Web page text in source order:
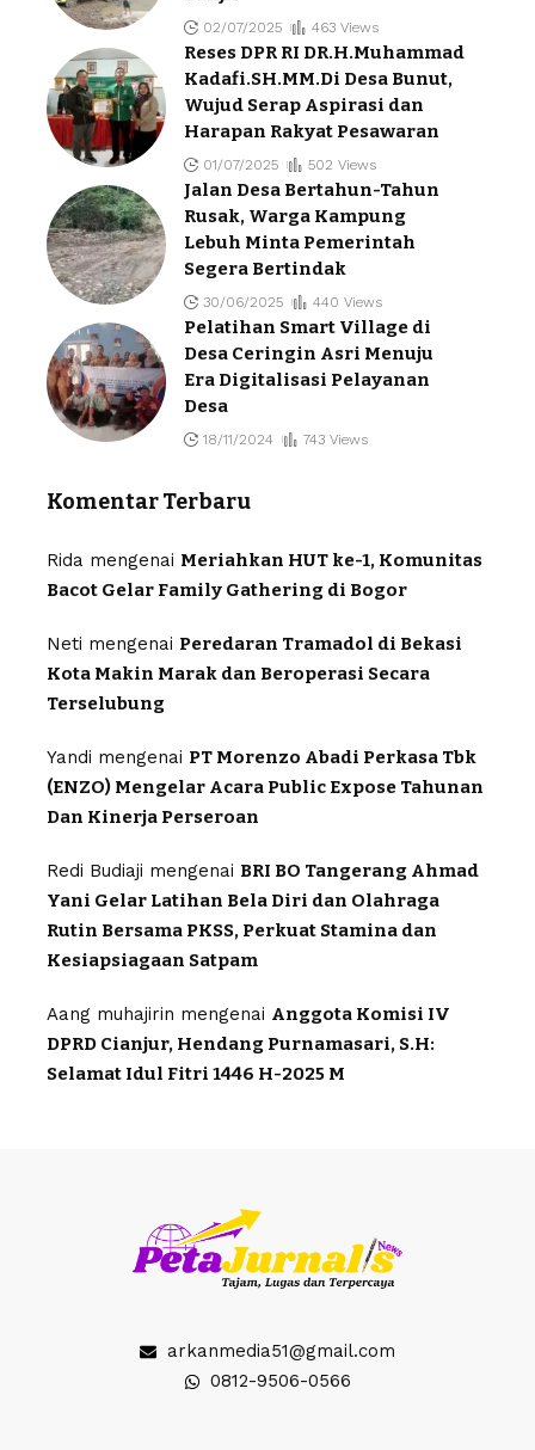
02/07/2025 463 Views
Reses DPR RI DR.H.Muhammad
Kadafi.SH.MM.Di Desa Bunut,
Wujud Serap Aspirasi dan
Harapan Rakyat Pesawaran
01/07/2025 502 Views
Jalan Desa Bertahun-Tahun
Rusak, Warga Kampung
Lebuh Minta Pemerintah
Segera Bertindak
30/06/2025 440 Views
Pelatihan Smart Village di
Desa Ceringin Asri Menuju
Era Digitalisasi Pelayanan
Desa
18/11/2024 743 Views
Komentar Terbaru
Rida mengenai Meriahkan HUT ke-1, Komunitas
Bacot Gelar Family Gathering di Bogor
Neti mengenai Peredaran Tramadol di Bekasi
Kota Makin Marak dan Beroperasi Secara
Terselubung
Yandi mengenai PT Morenzo Abadi Perkasa Tbk
(ENZO) Mengelar Acara Public Expose Tahunan
Dan Kinerja Perseroan
Redi Budiaji mengenai BRI BO Tangerang Ahmad
Yani Gelar Latihan Bela Diri dan Olahraga
Rutin Bersama PKSS, Perkuat Stamina dan
Kesiapsiagaan Satpam
Aang muhajirin mengenai Anggota Komisi IV
DPRD Cianjur, Hendang Purnamasari, S.H:
Selamat Idul Fitri 1446 H-2025 M
arkanmedia51@gmail.com
0812-9506-0566